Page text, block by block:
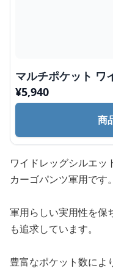
マルチポケット ワ
¥5,940
商
ワイドレッグシルエッ
カーゴパンツ軍用です。
軍用らしい実用性を保
も追求しています。
豊富なポケット数によ